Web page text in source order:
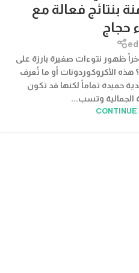
بنتائج فعالة مع
حجاج
ظهور نتوءات صغيرة بارزة على
هذه الأكروكوردونات أو ما تُعرف
حميدة تماماً لكنها قد تكون
الجمالية وتسب...
CONTINUE